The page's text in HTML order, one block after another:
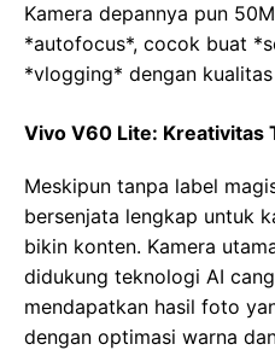
Kamera depannya pun
*autofocus*, cocok buat
*vlogging* dengan
Vivo V60 Lite: Kreativitas
Meskipun tanpa label
bersenjata lengkap untuk
bikin konten. Kamera
didukung teknologi AI
mendapatkan hasil foto
dengan optimasi warna